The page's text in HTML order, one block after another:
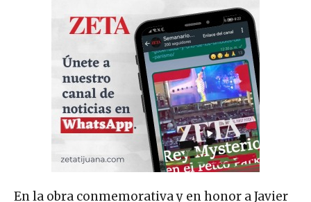
En la obra conmemorativa y en honor a Javier